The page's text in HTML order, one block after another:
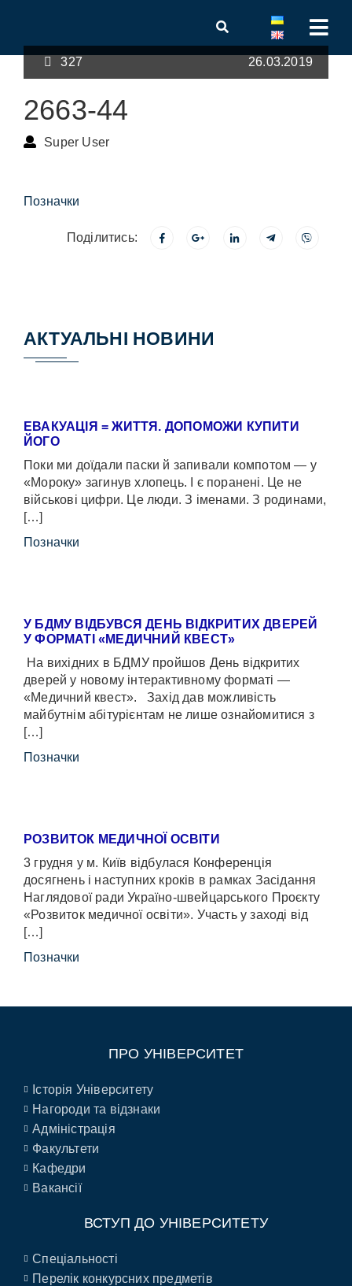
327 26.03.2019
2663-44
Super User
Позначки
Поділитись:
АКТУАЛЬНІ НОВИНИ
ЕВАКУАЦІЯ = ЖИТТЯ. ДОПОМОЖИ КУПИТИ
ЙОГО
Поки ми доїдали паски й запивали компотом — у
«Мороку» загинув хлопець. І є поранені. Це не
військові цифри. Це люди. З іменами. З родинами,
[…]
Позначки
У БДМУ ВІДБУВСЯ ДЕНЬ ВІДКРИТИХ ДВЕРЕЙ
У ФОРМАТІ «МЕДИЧНИЙ КВЕСТ»
На вихідних в БДМУ пройшов День відкритих
дверей у новому інтерактивному форматі —
«Медичний квест». Захід дав можливість
майбутнім абітурієнтам не лише ознайомитися з
[…]
Позначки
РОЗВИТОК МЕДИЧНОЇ ОСВІТИ
3 грудня у м. Київ відбулася Конференція
досягнень і наступних кроків в рамках Засідання
Наглядової ради Україно-швейцарського Проєкту
«Розвиток медичної освіти». Участь у заході від
[…]
Позначки
ПРО УНІВЕРСИТЕТ
Історія Університету
Нагороди та відзнаки
Адміністрація
Факультети
Кафедри
Вакансії
ВСТУП ДО УНІВЕРСИТЕТУ
Спеціальності
Перелік конкурсних предметів